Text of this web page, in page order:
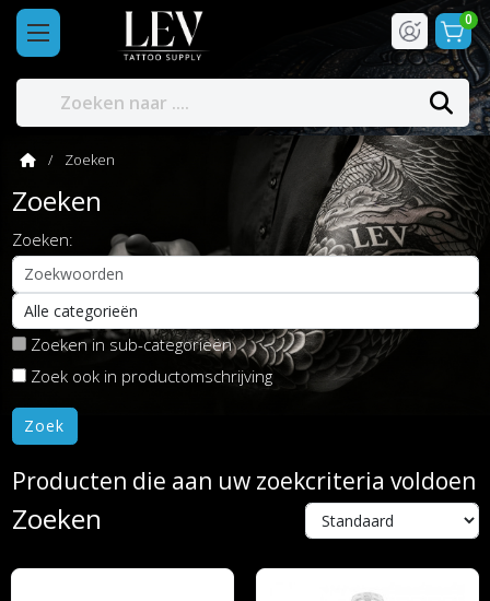
0
Zoeken
Zoeken
Zoeken:
Zoeken in sub-categorieën
Zoek ook in productomschrijving
Producten die aan uw zoekcriteria voldoen
Zoeken